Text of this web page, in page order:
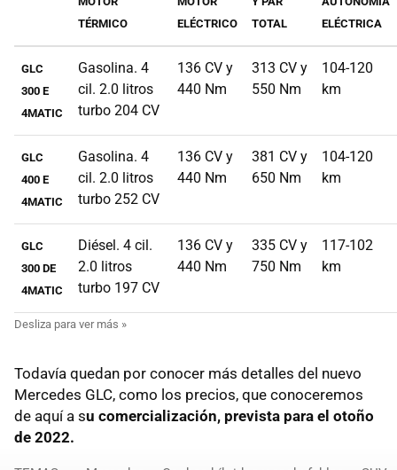
TÉRMICO
ELÉCTRICO
TOTAL
ELÉCTRICA
GLC
300 E
4MATIC
Gasolina. 4
cil. 2.0 litros
turbo 204 CV
136 CV y
440 Nm
313 CV y
550 Nm
104-120
km
GLC
400 E
4MATIC
Gasolina. 4
cil. 2.0 litros
turbo 252 CV
136 CV y
440 Nm
381 CV y
650 Nm
104-120
km
GLC
300 DE
4MATIC
Diésel. 4 cil.
2.0 litros
turbo 197 CV
136 CV y
440 Nm
335 CV y
750 Nm
117-102
km
Todavía quedan por conocer más detalles del nuevo
Mercedes GLC, como los precios, que conoceremos
de aquí a su comercialización, prevista para el otoño
de 2022.